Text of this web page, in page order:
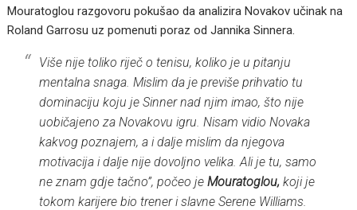
Mouratoglou razgovoru pokušao da analizira Novakov učinak na
Roland Garrosu uz pomenuti poraz od Jannika Sinnera.
Više nije toliko riječ o tenisu, koliko je u pitanju
mentalna snaga. Mislim da je previše prihvatio tu
dominaciju koju je Sinner nad njim imao, što nije
uobičajeno za Novakovu igru. Nisam vidio Novaka
kakvog poznajem, a i dalje mislim da njegova
motivacija i dalje nije dovoljno velika. Ali je tu, samo
ne znam gdje tačno”, počeo jeMouratoglou, koji je
tokom karijere bio trener i slavne Serene Williams.